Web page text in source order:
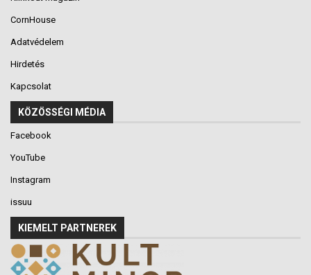
CornHouse
Adatvédelem
Hirdetés
Kapcsolat
KÖZÖSSÉGI MÉDIA
Facebook
YouTube
Instagram
issuu
KIEMELT PARTNEREK